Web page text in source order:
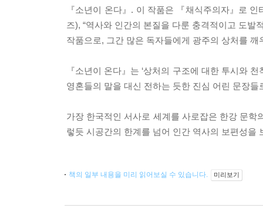
『소년이 온다』. 이 작품은 『채식주의자』로
즈), “역사와 인간의 본질을 다룬 충격적이고 도발
작품으로, 그간 많은 독자들에게 광주의 상처를
『소년이 온다』는 ‘상처의 구조에 대한 투시와
영혼들의 말을 대신 전하는 듯한 진심 어린 문장
가장 한국적인 서사로 세계를 사로잡은 한강 문
렇듯 시공간의 한계를 넘어 인간 역사의 보편성을
책의 일부 내용을 미리 읽어보실 수 있습니다. 미리보기